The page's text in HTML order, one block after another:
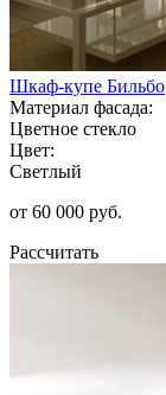
Шкаф-купе Бильбо
Материал фасада:
Цветное стекло
Цвет:
Светлый
от 60 000 руб.
Рассчитать